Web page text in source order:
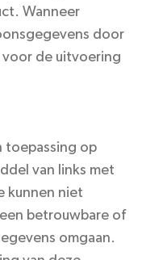
Wanneer
door
voor de uitvoering
toepassing op
van links met
kunnen niet
betrouwbare of
omgaan.